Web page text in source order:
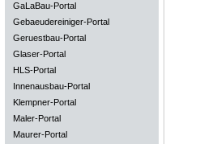
GaLaBau-Portal
Gebaeudereiniger-Portal
Geruestbau-Portal
Glaser-Portal
HLS-Portal
Innenausbau-Portal
Klempner-Portal
Maler-Portal
Maurer-Portal